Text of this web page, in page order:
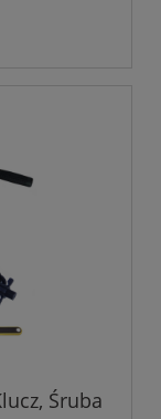
Śruba